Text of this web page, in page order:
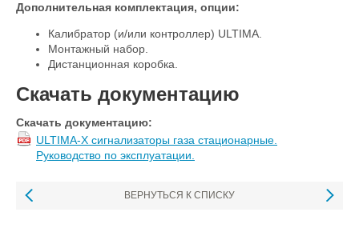
Дополнительная комплектация, опции:
Калибратор (и/или контроллер) ULTIMA.
Монтажный набор.
Дистанционная коробка.
Скачать документацию
Скачать документацию:
ULTIMA-X сигнализаторы газа стационарные.
Руководство по эксплуатации.
ВЕРНУТЬСЯ К СПИСКУ